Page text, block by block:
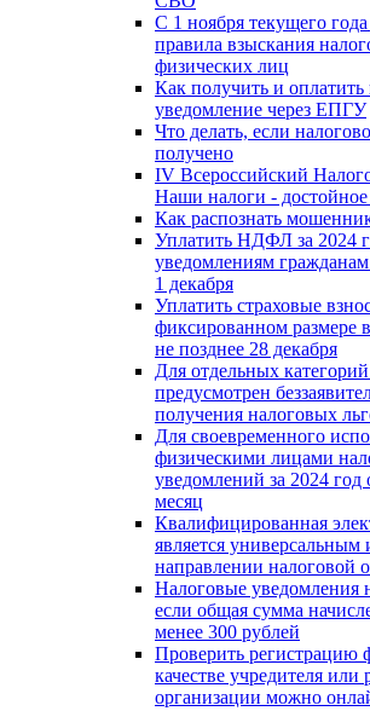
С 1 ноября текущего
правила взыскания
физических лиц
Как получить и оплатить
уведомление через ЕПГУ
Что делать, если
получено
IV Всероссийский
Наши налоги - достойное
Как распознать
Уплатить НДФЛ за 2024
уведомлениям
1 декабря
Уплатить страховые
фиксированном размере
не позднее 28 декабря
Для отдельных
предусмотрен
получения налоговых
Для своевременного
физическими лицами
уведомлений за 2024 год
месяц
Квалифицированная
является
направлении налоговой
Налоговые уведомления
если общая сумма
менее 300 рублей
Проверить регистрацию
качестве учредителя или
организации можно